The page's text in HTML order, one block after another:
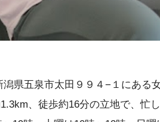
潟県五泉市太田９９４−１にある
、徒歩約16分の立地で、忙